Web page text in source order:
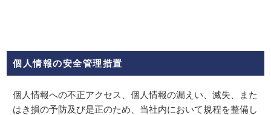
個人情報の安全管理措置
個人情報への不正アクセス、個人情報の漏えい、滅失、また
はき損の予防及び是正のため、当社内において規程を整備し